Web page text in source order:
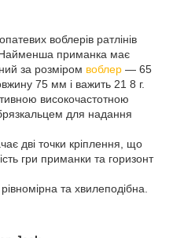
воблерів ратлінів
Найменша приманка має
за розміром воблер — 65
75 мм і важить 21 8 г.
високочастотною
для надання
дві точки кріплення, що
гри приманки та горизонт
та хвилеподібна.